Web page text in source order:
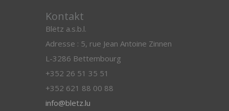
Kontakt
Blëtz a.s.b.l.
Adresse : 5, rue Jean Antoine Zinnen
L-3286 Bettembourg
+352 26 51 35 51
+352 621 88 00 88
info@bletz.lu